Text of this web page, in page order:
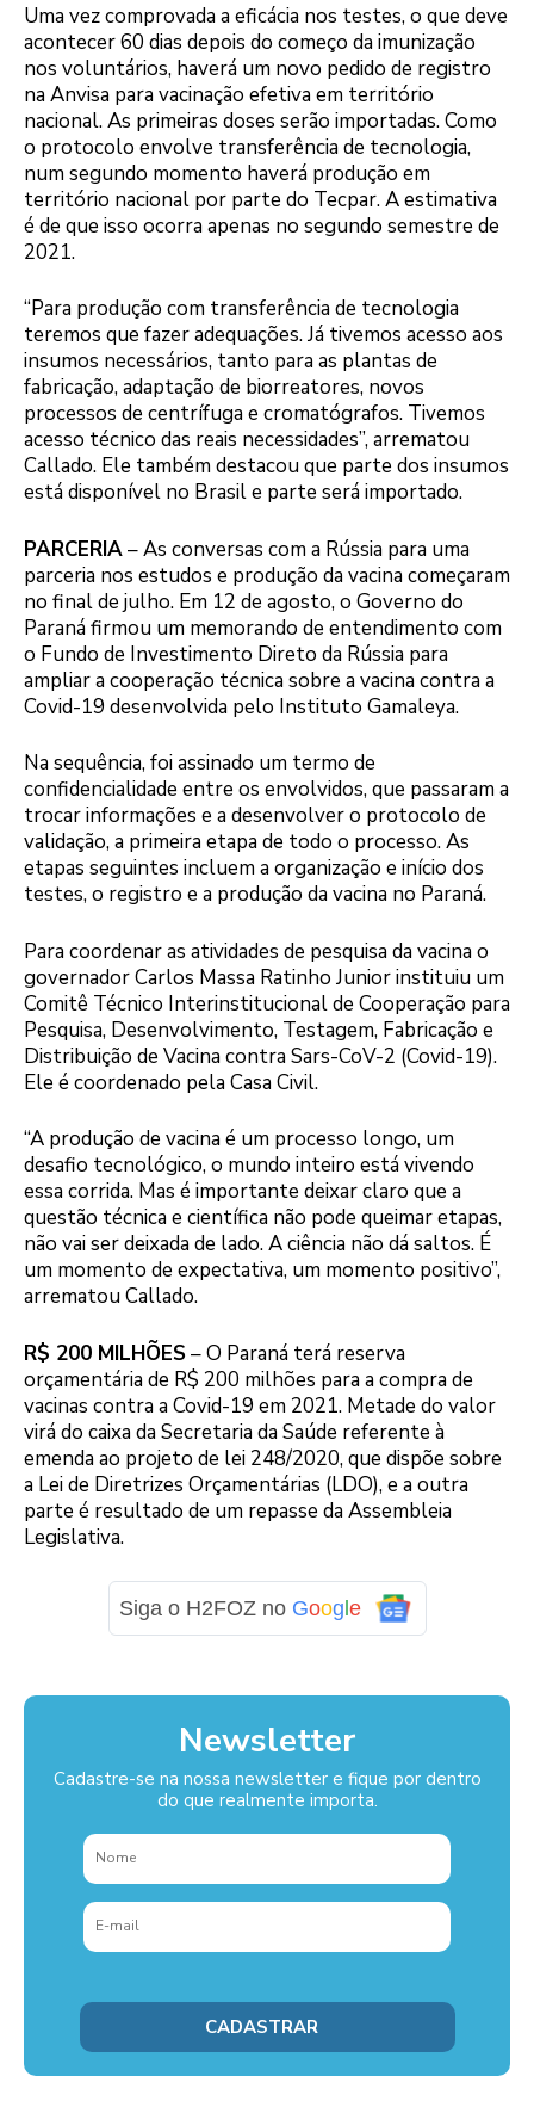
Uma vez comprovada a eficácia nos testes, o que deve
acontecer 60 dias depois do começo da imunização
nos voluntários, haverá um novo pedido de registro
na Anvisa para vacinação efetiva em território
nacional. As primeiras doses serão importadas. Como
o protocolo envolve transferência de tecnologia,
num segundo momento haverá produção em
território nacional por parte do Tecpar. A estimativa
é de que isso ocorra apenas no segundo semestre de
2021.
“Para produção com transferência de tecnologia
teremos que fazer adequações. Já tivemos acesso aos
insumos necessários, tanto para as plantas de
fabricação, adaptação de biorreatores, novos
processos de centrífuga e cromatógrafos. Tivemos
acesso técnico das reais necessidades”, arrematou
Callado. Ele também destacou que parte dos insumos
está disponível no Brasil e parte será importado.
PARCERIA– As conversas com a Rússia para uma
parceria nos estudos e produção da vacina começaram
no final de julho. Em 12 de agosto, o Governo do
Paraná firmou um memorando de entendimento com
o Fundo de Investimento Direto da Rússia para
ampliar a cooperação técnica sobre a vacina contra a
Covid-19 desenvolvida pelo Instituto Gamaleya.
Na sequência, foi assinado um termo de
confidencialidade entre os envolvidos, que passaram a
trocar informações e a desenvolver o protocolo de
validação, a primeira etapa de todo o processo. As
etapas seguintes incluem a organização e início dos
testes, o registro e a produção da vacina no Paraná.
Para coordenar as atividades de pesquisa da vacina o
governador Carlos Massa Ratinho Junior instituiu um
Comitê Técnico Interinstitucional de Cooperação para
Pesquisa, Desenvolvimento, Testagem, Fabricação e
Distribuição de Vacina contra Sars-CoV-2 (Covid-19).
Ele é coordenado pela Casa Civil.
“A produção de vacina é um processo longo, um
desafio tecnológico, o mundo inteiro está vivendo
essa corrida. Mas é importante deixar claro que a
questão técnica e científica não pode queimar etapas,
não vai ser deixada de lado. A ciência não dá saltos. É
um momento de expectativa, um momento positivo”,
arrematou Callado.
R$ 200 MILHÕES – O Paraná terá reserva
orçamentária de R$ 200 milhões para a compra de
vacinas contra a Covid-19 em 2021. Metade do valor
virá do caixa da Secretaria da Saúde referente à
emenda ao projeto de lei 248/2020, que dispõe sobre
a Lei de Diretrizes Orçamentárias (LDO), e a outra
parte é resultado de um repasse da Assembleia
Legislativa.
Siga o H2FOZ no Goog e
Newsletter
Cadastre-se na nossa newsletter e fique por dentro
do que realmente importa.